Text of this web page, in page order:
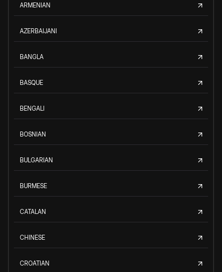
ARMENIAN
AZERBAIJANI
BANGLA
BASQUE
BENGALI
BOSNIAN
BULGARIAN
BURMESE
CATALAN
CHINESE
CROATIAN